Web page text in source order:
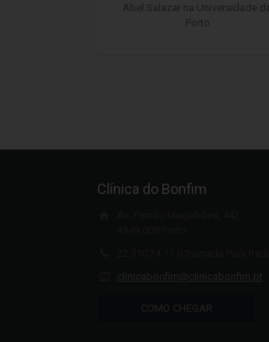
Abel Salazar na Universidade
Porto
Clínica do Bonfim
clinicabonfim@clinicabonfim.pt
COMO CHEGAR